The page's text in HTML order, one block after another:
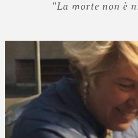
“La morte non è